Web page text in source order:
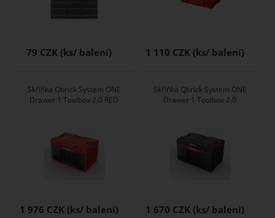
79 CZK 1 110 CZK
Skříňka Qbrick System ONE
Drawer 1 Toolbox 2.0 RED
1 976 CZK
Skříňka Qbrick System ONE
Drawer 1 Toolbox 2.0
1 670 CZK